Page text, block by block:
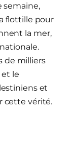
semaine,
flottille pour
la mer,
de milliers
et le
et
cette vérité.